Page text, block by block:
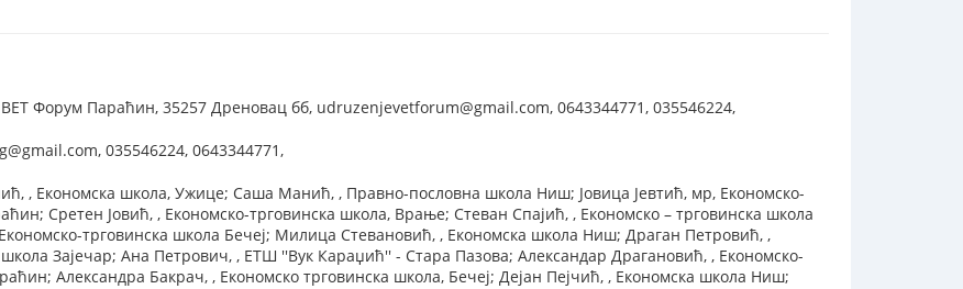
Форум Параћин, 35257 Дреновац бб, udruzenjevetforum@gmail.com, 0643344771, 035546224,
035546224, 0643344771,
, Економска школа, Ужице; Саша Манић, , Правно-пословна школа Ниш; Јовица Јевтић, мр, Економско-
Сретен Јовић, , Економско-трговинска школа, Врање; Стеван Спајић, , Економско – трговинска школа
трговинска школа Бечеј; Милица Стевановић, , Економска школа Ниш; Драган Петровић, ,
школа Зајечар; Ана Петрович, , ЕТШ ''Вук Караџић'' - Стара Пазова; Александар Драгановић, , Економско-
Александра Бакрач, , Економско трговинска школа, Бечеј; Дејан Пејчић, , Економска школа Ниш;